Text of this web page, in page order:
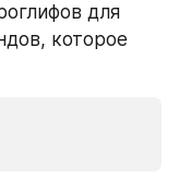
для
которое